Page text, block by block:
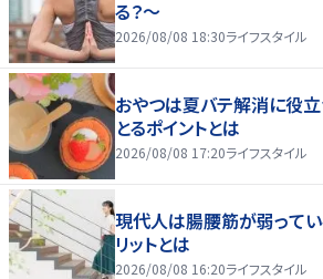
る？～
2026/08/08 18:30ライフスタイル
おやつは夏バテ解消に役立
とるポイントとは
2026/08/08 17:20ライフスタイル
現代人は腸腰筋が弱って
リットとは
2026/08/08 16:20ライフスタイル